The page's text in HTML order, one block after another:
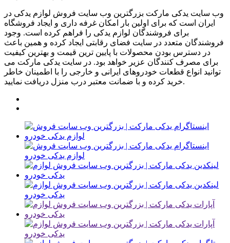
وب سایت یدکی مارکت بزرگترین وب سایت فروش لوازم یدکی در
ایران است که برای اولین بار امکان غرفه داری و ایجاد فروشگاه
برای فروشندگان لوازم یدکی را فراهم کرده است. وجود
فروشندگان متعدد در سایت فضای رقابتی ایجاد کرده و همین باعث
در دسترس بودن محصولات با پایین ترین قیمت و بهترین کیفیت
برای مصرف کنندگان عزیر خواهد بود. در سایت یدکی مارکت می
توانید انواع قطعات خودروهای ایرانی و خارجی را با اطمینان خاطر
خرید کرده و با ضمانت معتبر درب منزل دریافت نمایید.